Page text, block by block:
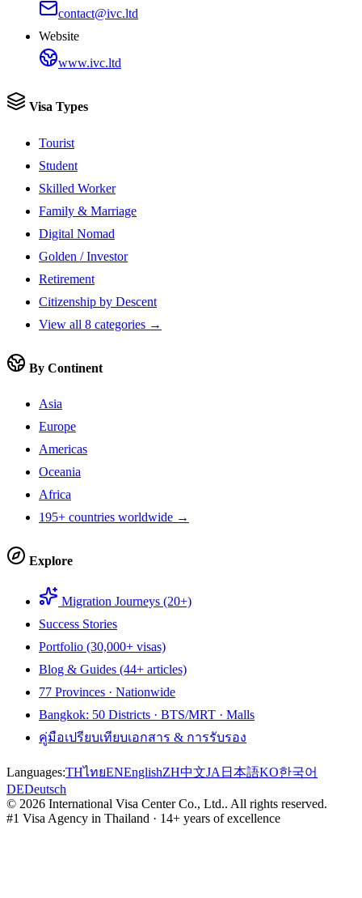
contact@ivc.ltd
Website
www.ivc.ltd
Visa Types
Tourist
Student
Skilled Worker
Family & Marriage
Digital Nomad
Golden / Investor
Retirement
Citizenship by Descent
View all 8 categories →
By Continent
Asia
Europe
Americas
Oceania
Africa
195+ countries worldwide →
Explore
Migration Journeys (20+)
Success Stories
Portfolio (30,000+ visas)
Blog & Guides (44+ articles)
77 Provinces · Nationwide
Bangkok: 50 Districts · BTS/MRT · Malls
คู่มือเปรียบเทียบเอกสาร & การรับรอง
Languages:THไทยENEnglishZH中文JA 日本語KO한국어
DEDeutsch
© 2026 International Visa Center Co., Ltd.. All rights reserved.
#1 Visa Agency in Thailand · 14+ years of excellence